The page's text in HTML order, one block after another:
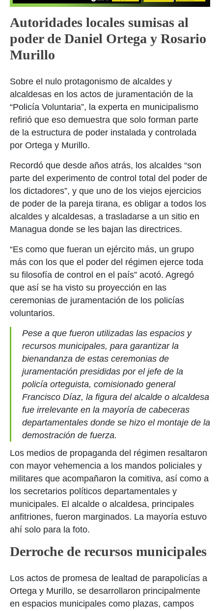
Autoridades locales sumisas al
poder de Daniel Ortega y Rosario
Murillo
Sobre el nulo protagonismo de alcaldes y
alcaldesas en los actos de juramentación de la
“Policía Voluntaria”, la experta en municipalismo
refirió que eso demuestra que solo forman parte
de la estructura de poder instalada y controlada
por Ortega y Murillo.
Recordó que desde años atrás, los alcaldes “son
parte del experimento de control total del poder de
los dictadores”, y que uno de los viejos ejercicios
de poder de la pareja tirana, es obligar a todos los
alcaldes y alcaldesas, a trasladarse a un sitio en
Managua donde se les bajan las directrices.
“Es como que fueran un ejército más, un grupo
más con los que el poder del régimen ejerce toda
su filosofía de control en el país” acotó. Agregó
que así se ha visto su proyección en las
ceremonias de juramentación de los policías
voluntarios.
Pese a que fueron utilizadas las espacios y
recursos municipales, para garantizar la
bienandanza de estas ceremonias de
juramentación presididas por el jefe de la
policía orteguista, comisionado general
Francisco Díaz, la figura del alcalde o alcaldesa
fue irrelevante en la mayoría de cabeceras
departamentales donde se hizo el montaje de la
demostración de fuerza.
Los medios de propaganda del régimen resaltaron
con mayor vehemencia a los mandos policiales y
militares que acompañaron la comitiva, así como a
los secretarios políticos departamentales y
municipales. El alcalde o alcaldesa, principales
anfitriones, fueron marginados. La mayoría estuvo
ahí solo para la foto.
Derroche de recursos municipales
Los actos de promesa de lealtad de parapolicías a
Ortega y Murillo, se desarrollaron principalmente
en espacios municipales como plazas, campos